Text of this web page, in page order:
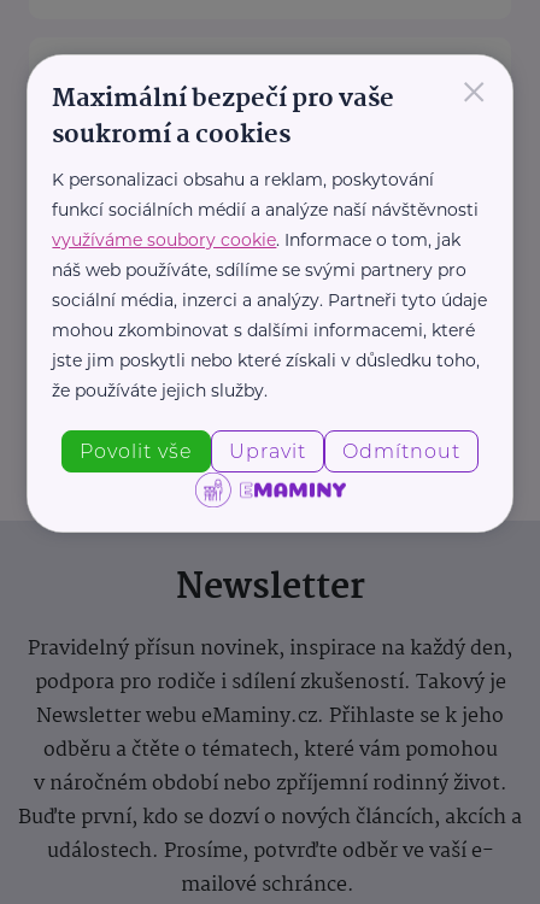
Zdravotnické potřeby, Distribuce
PZT, s.r.o.
Palackého 187 Turnov
Společnost Distribuce PZT, s.r.o.
, působící na českém trhu v
oblasti zdravotnických potřeb již
od roku ...
https://www.zdravotnicke-
potreby.cz/
+420 777 151 911
Newsletter
Pravidelný přísun novinek, inspirace na každý den,
podpora pro rodiče i sdílení zkušeností. Takový je
Newsletter webu eMaminy.cz. Přihlaste se k jeho
odběru a čtěte o tématech, které vám pomohou
v náročném období nebo zpříjemní rodinný život.
Buďte první, kdo se dozví o nových článcích, akcích a
událostech. Prosíme, potvrďte odběr ve vaší e-
mailové schránce.
×
Maximální bezpečí pro vaše
soukromí a cookies
K personalizaci obsahu a reklam, poskytování
funkcí sociálních médií a analýze naší návštěvnosti
využíváme soubory cookie. Informace o tom, jak
náš web používáte, sdílíme se svými partnery pro
sociální média, inzerci a analýzy. Partneři tyto údaje
mohou zkombinovat s dalšími informacemi, které
jste jim poskytli nebo které získali v důsledku toho,
že používáte jejich služby.
Povolit vše Upravit Odmítnout